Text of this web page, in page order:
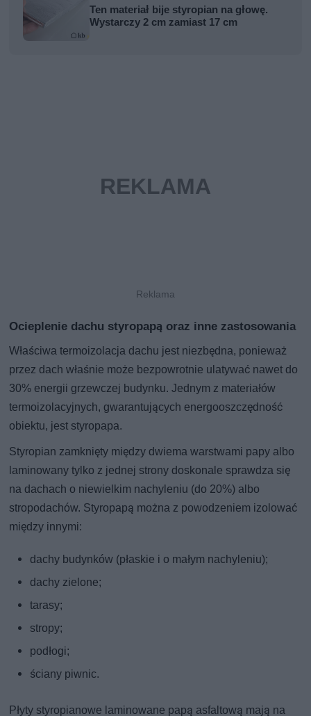
Ten materiał bije styropian na głowę.
Wystarczy 2 cm zamiast 17 cm
Ocieplenie dachu styropapą oraz inne zastosowania
Właściwa termoizolacja dachu jest niezbędna, ponieważ
przez dach właśnie może bezpowrotnie ulatywać nawet do
30% energii grzewczej budynku. Jednym z materiałów
termoizolacyjnych, gwarantujących energooszczędność
obiektu, jest styropapa.
Styropian zamknięty między dwiema warstwami papy albo
laminowany tylko z jednej strony doskonale sprawdza się
na dachach o niewielkim nachyleniu (do 20%) albo
stropodachów. Styropapą można z powodzeniem izolować
między innymi:
dachy budynków (płaskie i o małym nachyleniu);
dachy zielone;
tarasy;
stropy;
podłogi;
ściany piwnic.
Płyty styropianowe laminowane papą asfaltową mają na